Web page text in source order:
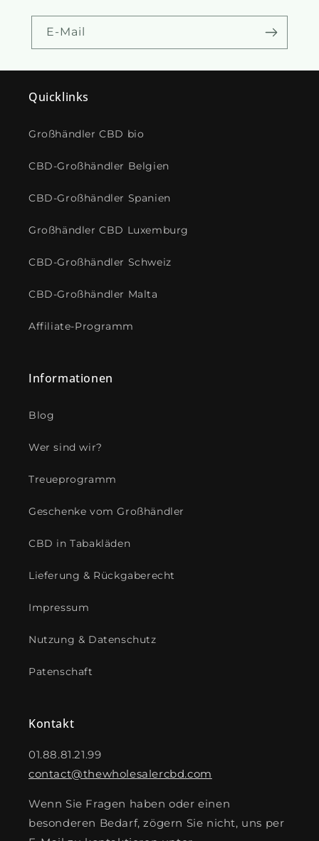
E-Mail
Quicklinks
Großhändler CBD bio
CBD-Großhändler Belgien
CBD-Großhändler Spanien
Großhändler CBD Luxemburg
CBD-Großhändler Schweiz
CBD-Großhändler Malta
Affiliate-Programm
Informationen
Blog
Wer sind wir?
Treueprogramm
Geschenke vom Großhändler
CBD in Tabakläden
Lieferung & Rückgaberecht
Impressum
Nutzung & Datenschutz
Patenschaft
Kontakt
01.88.81.21.99
contact@thewholesalercbd.com
Wenn Sie Fragen haben oder einen
besonderen Bedarf, zögern Sie nicht, uns per